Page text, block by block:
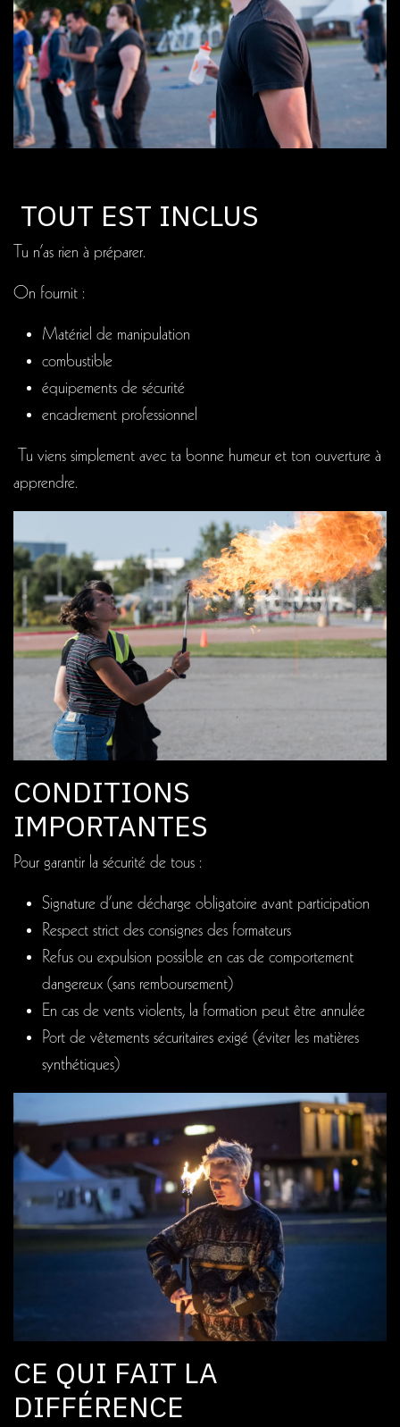
TOUT EST INCLUS
Tu n’as rien à préparer.
On fournit :
Matériel de manipulation
combustible
équipements de sécurité
encadrement professionnel
Tu viens simplement avec ta bonne humeur et ton ouverture à
apprendre.
CONDITIONS
IMPORTANTES
Pour garantir la sécurité de tous :
Signature d’une décharge obligatoire avant participation
Respect strict des consignes des formateurs
Refus ou expulsion possible en cas de comportement
dangereux (sans remboursement)
En cas de vents violents, la formation peut être annulée
Port de vêtements sécuritaires exigé (éviter les matières
synthétiques)
CE QUI FAIT LA
DIFFÉRENCE